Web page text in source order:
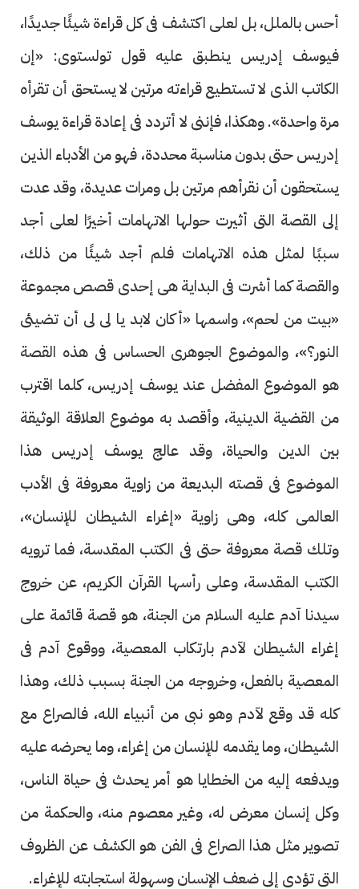
أحس بالملل، بل لعلى اكتشف فى كل قراءة شيئًا جديدًا،
فيوسف إدريس ينطبق عليه قول تولستوى: «إن
الكاتب الذى لا تستطيع قراءته مرتين لا يستحق أن تقرأه
مرة واحدة». وهكذا، فإننى لا أتردد فى إعادة قراءة يوسف
إدريس حتى بدون مناسبة محددة، فهو من الأدباء الذين
يستحقون أن نقرأهم مرتين بل ومرات عديدة، وقد عدت
إلى القصة التى أثيرت حولها الاتهامات أخيرًا لعلى أجد
سببًا لمثل هذه الاتهامات فلم أجد شيئًا من ذلك،
والقصة كما أشرت فى البداية هى إحدى قصص مجموعة
«بيت من لحم»، واسمها «أكان لابد يا لى لى أن تضيئى
النور؟»، والموضوع الجوهرى الحساس فى هذه القصة
هو الموضوع المفضل عند يوسف إدريس، كلما اقترب
من القضية الدينية، وأقصد به موضوع العلاقة الوثيقة
بين الدين والحياة، وقد عالج يوسف إدريس هذا
الموضوع فى قصته البديعة من زاوية معروفة فى الأدب
العالمى كله، وهى زاوية «إغراء الشيطان للإنسان»،
وتلك قصة معروفة حتى فى الكتب المقدسة، فما ترويه
الكتب المقدسة، وعلى رأسها القرآن الكريم، عن خروج
سيدنا آدم عليه السلام من الجنة، هو قصة قائمة على
إغراء الشيطان لآدم بارتكاب المعصية، ووقوع آدم فى
المعصية بالفعل، وخروجه من الجنة بسبب ذلك، وهذا
كله قد وقع لآدم وهو نبى من أنبياء الله، فالصراع مع
الشيطان، وما يقدمه للإنسان من إغراء، وما يحرضه عليه
ويدفعه إليه من الخطايا هو أمر يحدث فى حياة الناس،
وكل إنسان معرض له، وغير معصوم منه، والحكمة من
تصوير مثل هذا الصراع فى الفن هو الكشف عن الظروف
التى تؤدى إلى ضعف الإنسان وسهولة استجابته للإغراء.